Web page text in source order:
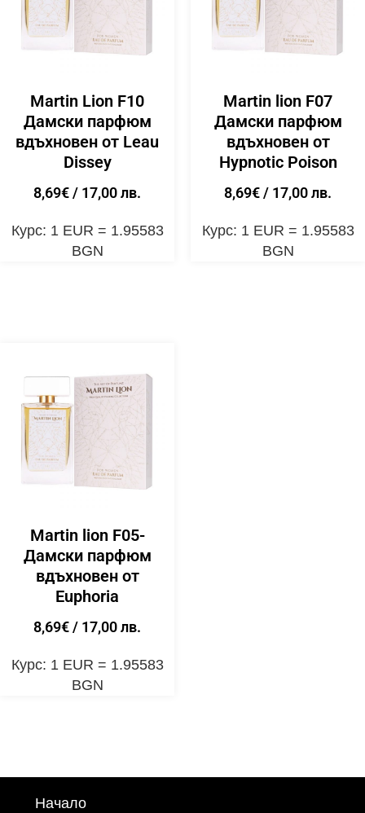
Martin Lion F10
Дамски парфюм
вдъхновен от Leau
Dissey
8,69€/ 17,00 лв.
Курс: 1 EUR = 1.95583
BGN
Martin lion F07
Дамски парфюм
вдъхновен от
Hypnotic Poison
8,69€/ 17,00 лв.
Курс: 1 EUR = 1.95583
BGN
Martin lion F05-
Дамски парфюм
вдъхновен от
Euphoria
8,69€/ 17,00 лв.
Курс: 1 EUR = 1.95583
BGN
Начало